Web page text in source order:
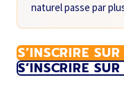
naturel passe par
S’INSCRIRE
S’INSCRIRE